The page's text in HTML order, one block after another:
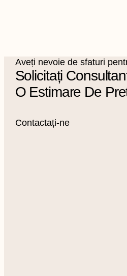
Aveți nevoie de sfaturi
Solicitați
O Estimare De
Contactați-ne